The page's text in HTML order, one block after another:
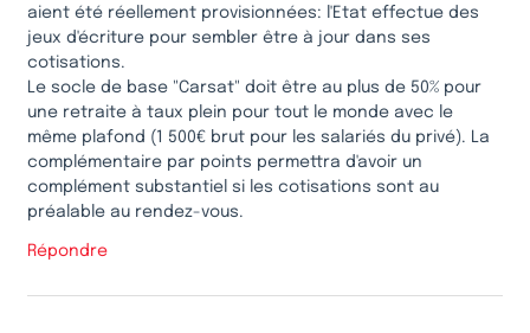
aient été réellement provisionnées: l'Etat effectue des
jeux d'écriture pour sembler être à jour dans ses
cotisations.
Le socle de base "Carsat" doit être au plus de 50% pour
une retraite à taux plein pour tout le monde avec le
même plafond (1 500€ brut pour les salariés du privé). La
complémentaire par points permettra d'avoir un
complément substantiel si les cotisations sont au
préalable au rendez-vous.
Répondre